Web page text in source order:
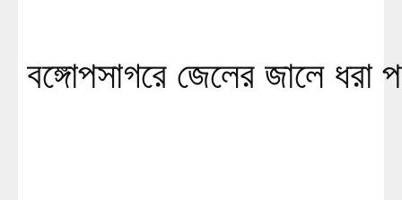
বঙ্গোপসাগরে জেলের জালে